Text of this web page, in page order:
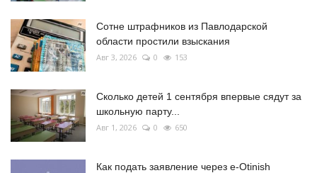
Сотне штрафников из Павлодарской
области простили взыскания
Авг 3, 2026 0 153
Сколько детей 1 сентября впервые сядут за
школьную парту...
Авг 1, 2026 0 650
Как подать заявление через e-Otinish